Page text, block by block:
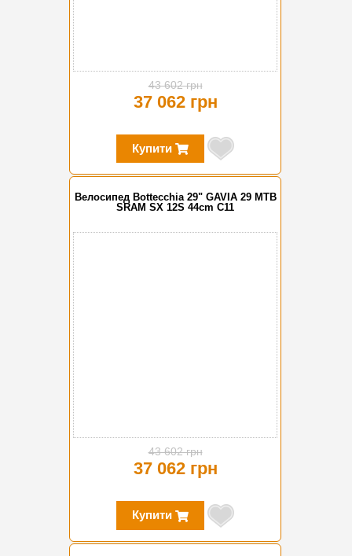
43 602 грн
37 062 грн
Купити
Велосипед Bottecchia 29" GAVIA 29 MTB
SRAM SX 12S 44cm C11
43 602 грн
37 062 грн
Купити